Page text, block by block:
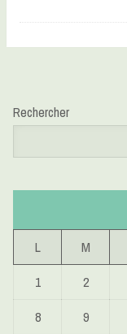
Rechercher
L M
1
2
8
9